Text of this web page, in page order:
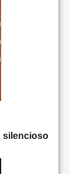
silencioso